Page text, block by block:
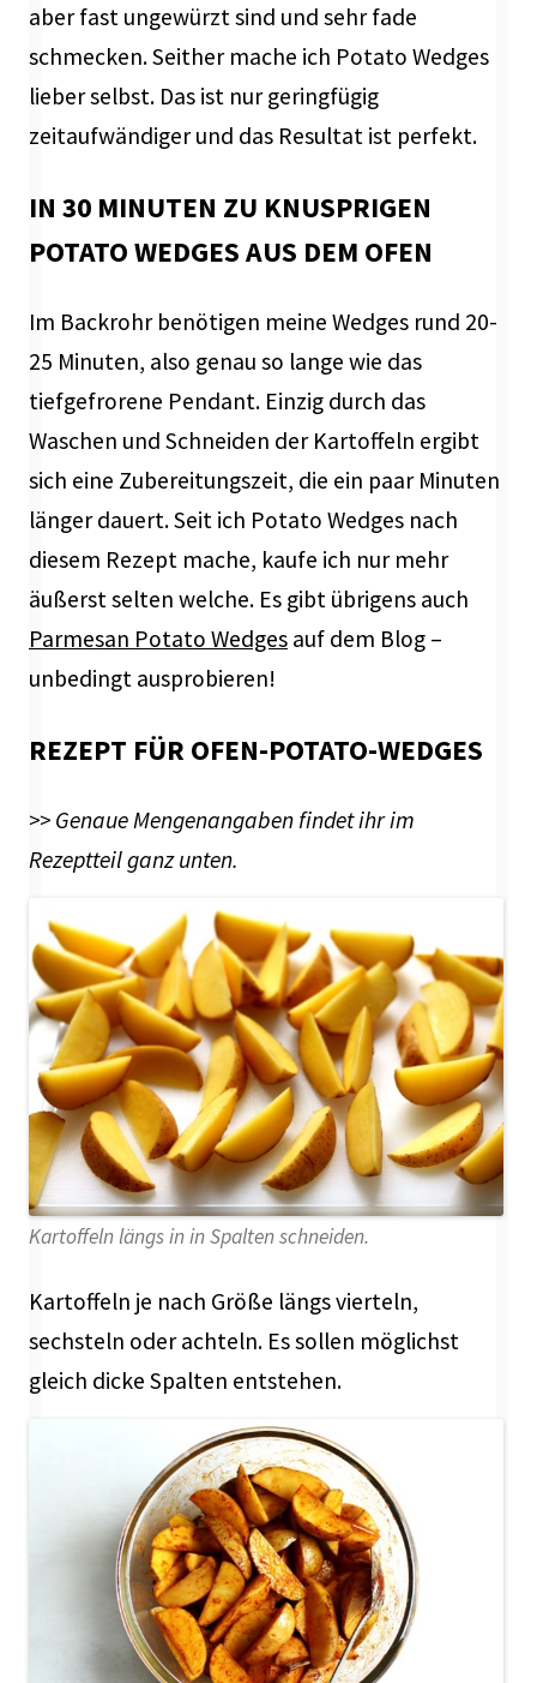
aber fast ungewürzt sind und sehr fade
schmecken. Seither mache ich Potato Wedges
lieber selbst. Das ist nur geringfügig
zeitaufwändiger und das Resultat ist perfekt.
IN 30 MINUTEN ZU KNUSPRIGEN
POTATO WEDGES AUS DEM OFEN
Im Backrohr benötigen meine Wedges rund 20-
25 Minuten, also genau so lange wie das
tiefgefrorene Pendant. Einzig durch das
Waschen und Schneiden der Kartoffeln ergibt
sich eine Zubereitungszeit, die ein paar Minuten
länger dauert. Seit ich Potato Wedges nach
diesem Rezept mache, kaufe ich nur mehr
äußerst selten welche. Es gibt übrigens auch
Parmesan Potato Wedges auf dem Blog –
unbedingt ausprobieren!
REZEPT FÜR OFEN-POTATO-WEDGES
>> Genaue Mengenangaben findet ihr im
Rezeptteil ganz unten.
Kartoffeln längs in in Spalten schneiden.
Kartoffeln je nach Größe längs vierteln,
sechsteln oder achteln. Es sollen möglichst
gleich dicke Spalten entstehen.